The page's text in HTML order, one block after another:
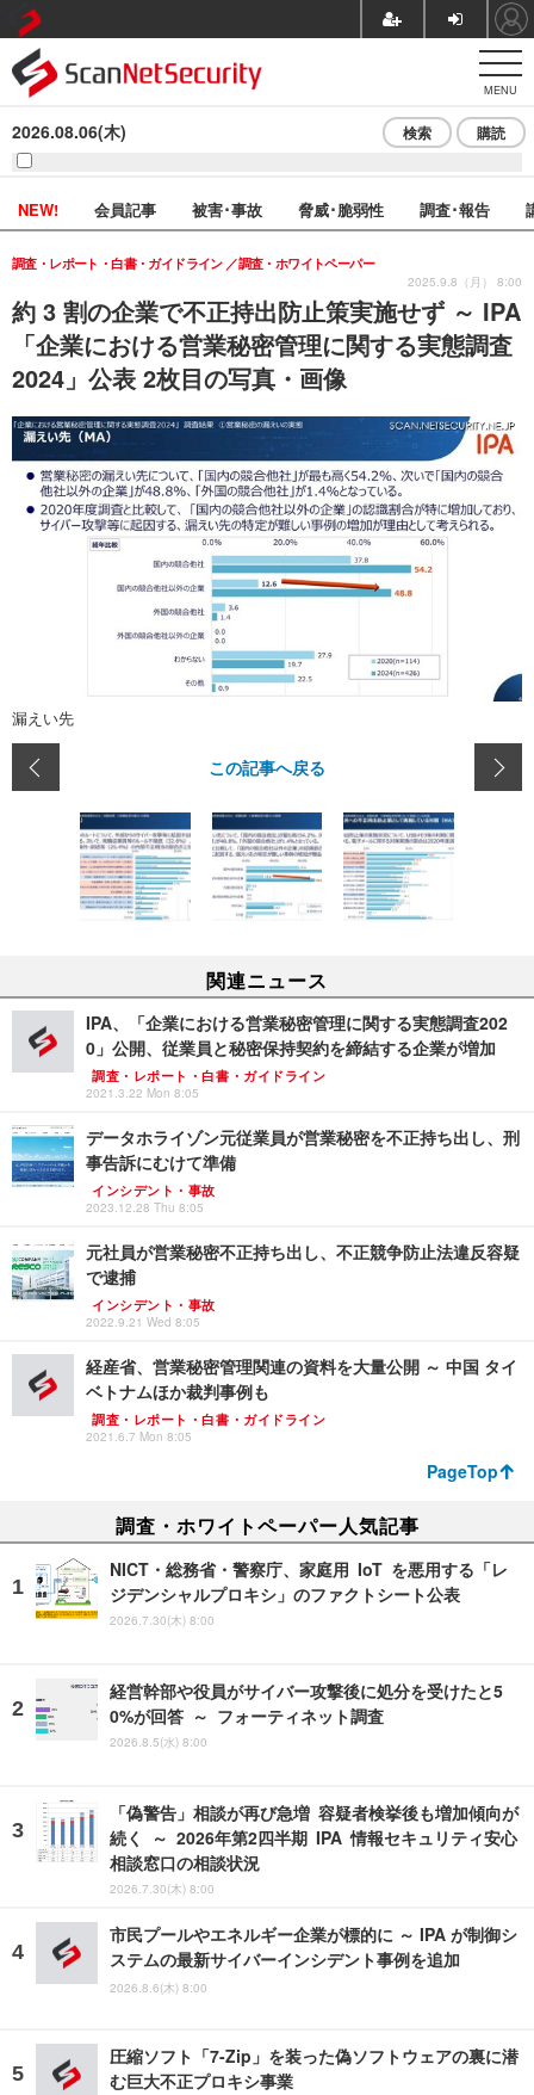
MENU
2026.08.06(木) 検索 購読
NEW! 会員記事 被害･事故 脅威･脆弱性 調査･報告
約 3 割の企業で不正持出防止策実施せず ～ IPA
「企業における営業秘密管理に関する実態調査
2024」公表 2枚目の写真・画像
調査・レポート・白書・ガイドライン 調査・ホワイトペーパー
2025.9.8（月） 8:00
漏えい先
この記事へ戻る
関連ニュース
IPA、「企業における営業秘密管理に関する実態調査202
0」公開、従業員と秘密保持契約を締結する企業が増加
調査・レポート・白書・ガイドライン
2021.3.22 Mon 8:05
データホライゾン元従業員が営業秘密を不正持ち出し、刑
事告訴にむけて準備
インシデント・事故
2023.12.28 Thu 8:05
元社員が営業秘密不正持ち出し、不正競争防止法違反容疑
で逮捕
インシデント・事故
2022.9.21 Wed 8:05
経産省、営業秘密管理関連の資料を大量公開 ～ 中国 タイ
ベトナムほか裁判事例も
調査・レポート・白書・ガイドライン
2021.6.7 Mon 8:05
PageTop
調査・ホワイトペーパー人気記事
NICT・総務省・警察庁、家庭用 IoT を悪用する「レ
ジデンシャルプロキシ」のファクトシート公表
2026.7.30(木) 8:00
経営幹部や役員がサイバー攻撃後に処分を受けたと5
0%が回答 ～ フォーティネット調査
2026.8.5(水) 8:00
「偽警告」相談が再び急増 容疑者検挙後も増加傾向が
続く ～ 2026年第2四半期 IPA 情報セキュリティ安心
相談窓口の相談状況
2026.7.30(木) 8:00
市民プールやエネルギー企業が標的に ～ IPA が制御シ
ステムの最新サイバーインシデント事例を追加
2026.8.6(木) 8:00
圧縮ソフト「7-Zip」を装った偽ソフトウェアの裏に潜
む巨大不正プロキシ事業